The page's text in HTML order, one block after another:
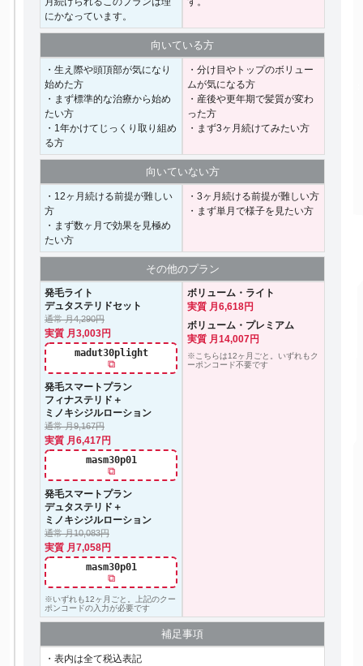
にかなっています。
向いている方
・生え際や頭頂部が気になり
始めた方
・まず標準的な治療から始め
たい方
・1年かけてじっくり取り組め
る方
・分け目やトップのボリュー
ムが気になる方
・産後や更年期で髪質が変わ
った方
・まず3ヶ月続けてみたい方
向いていない方
・12ヶ月続ける前提が難しい
方
・まず数ヶ月で効果を見極め
たい方
・3ヶ月続ける前提が難しい方
・まず単月で様子を見たい方
その他のプラン
発毛ライト
デュタステリドセット
通常 月4,290円
実質 月3,003円
madut30plight
⧉
発毛スマートプラン
フィナステリド＋
ミノキシジルローション
通常 月9,167円
実質 月6,417円
masm30p01
⧉
発毛スマートプラン
デュタステリド＋
ミノキシジルローション
通常 月10,083円
実質 月7,058円
masm30p01
⧉
※いずれも12ヶ月ごと。上記のクー
ポンコードの入力が必要です
ボリューム・ライト
実質 月6,618円
ボリューム・プレミアム
実質 月14,007円
※こちらは12ヶ月ごと。いずれもク
ーポンコード不要です
補足事項
・表内は全て税込表記